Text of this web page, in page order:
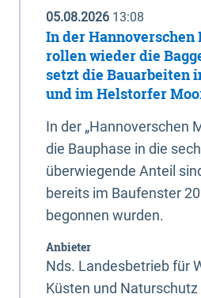
05.08.2026 13:08
In der Hannoverschen
rollen wieder die
setzt die Bauarbeiten
und im Helstorfer
In der „Hannoverschen
die Bauphase in die
überwiegende Anteil
bereits im Baufenster
begonnen wurden.
Anbieter
Nds. Landesbetrieb für
Küsten und Naturschutz